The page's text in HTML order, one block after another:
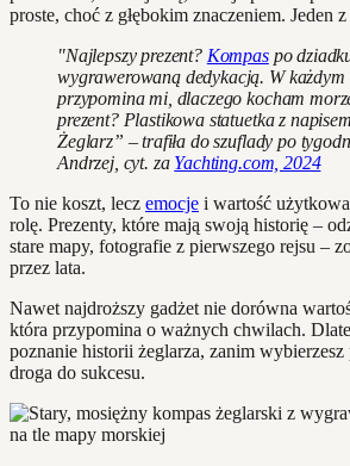
proste, choć z głębokim znaczeniem. Jeden
"Najlepszy prezent? Kompaspo
wygrawerowaną dedykacją. W każdym
przypomina mi, dlaczego kocham
prezent? Plastikowa statuetka z
Żeglarz” – trafiła do szuflady po
Andrzej, cyt. za Yachting.com, 2024
To nie koszt, lecz emocje i wartość
rolę. Prezenty, które mają swoją historię –
stare mapy, fotografie z pierwszego rejsu –
przez lata.
Nawet najdroższy gadżet nie dorówna
która przypomina o ważnych chwilach.
poznanie historii żeglarza, zanim wybierzesz
droga do sukcesu.